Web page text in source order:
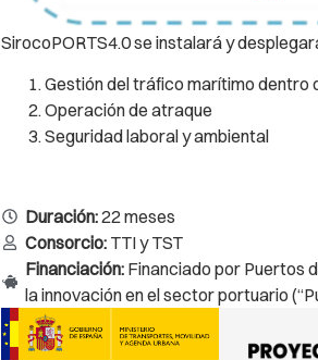
SirocoPORTS4.0 se instalará y
Gestión del tráfico marítimo dentro
Operación de atraque
Seguridad laboral y ambiental
Duración:22 meses
Consorcio: TTI y TST
Financiación: Financiado por Puertos
la innovación en el sector portuario